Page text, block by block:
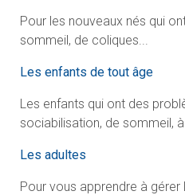
Pour les nouveaux nés qui
sommeil, de coliques...
Les enfants de tout âge
Les enfants qui ont des
sociabilisation, de sommeil,
Les adultes
Pour vous apprendre à